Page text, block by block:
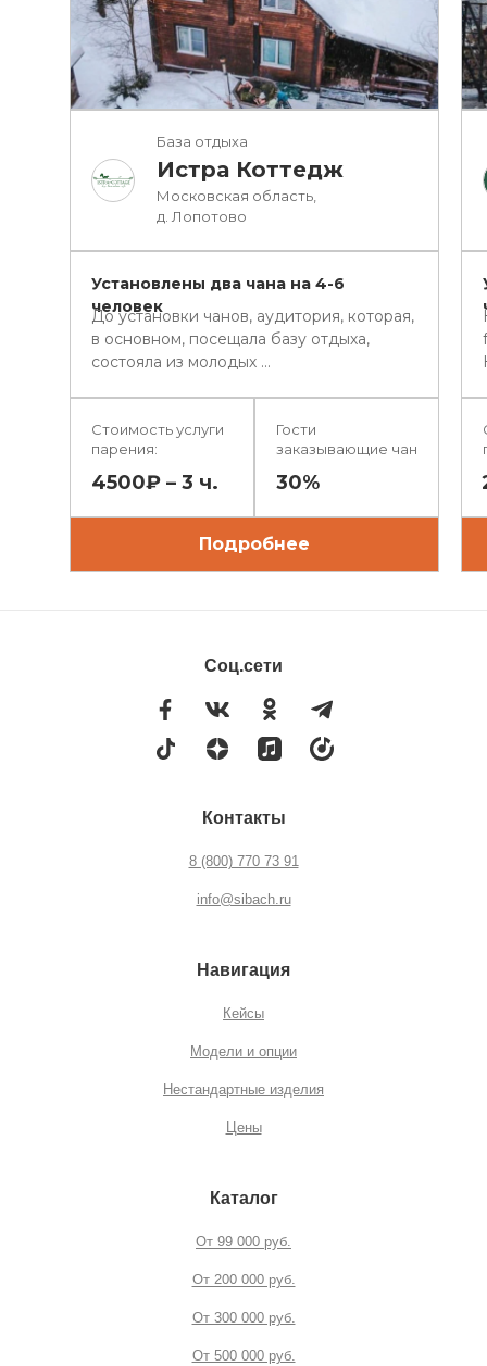
Подробнее
База отдыха
Стоимость услуги
парения:
Московская область,
д. Лопотово
Установлены два чана на 4-6
человек
До установки чанов, аудитория, которая,
в основном, посещала базу отдыха,
состояла из молодых ...
Истра Коттедж
4500₽ – 3 ч.
Гости
заказывающие чан
30%
Соц.сети
Контакты
Навигация
Кейсы
Модели и опции
Нестандартные изделия
Каталог
Цены
От 500 000 руб.
От 99 000 руб.
От 300 000 руб.
От 200 000 руб.
8 (800) 770 73 91
info@sibach.ru